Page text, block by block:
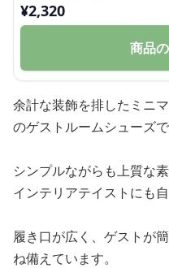
¥2,320
商品
余計な装飾を排したミニ
のゲストルームシューズで
シンプルながらも上質な
インテリアテイストにも
履き口が広く、ゲストが
ね備えています。